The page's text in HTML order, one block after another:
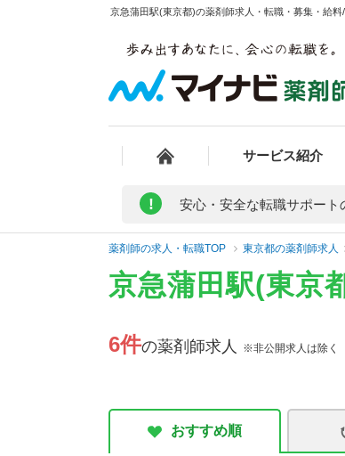
京急蒲田駅(東京都)の薬剤師求人・転職・募集・給
サービス紹介
! 安心・安全な転職サポート
薬剤師の求人・転職TOP 東京都の薬剤師求人
京急蒲田駅(東京
6件の薬剤師求人 ※非公開求人は除く
おすすめ順